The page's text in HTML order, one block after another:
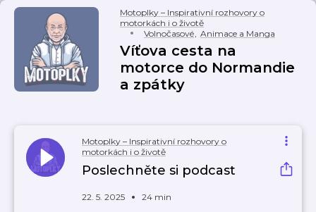
Motoplky – Inspirativní rozhovory o
motorkách i o životě
Volnočasové, Animace a Manga
Víťova cesta na
motorce do Normandie
a zpátky
Motoplky – Inspirativní rozhovory o
motorkách i o životě
Poslechněte si podcast
22. 5. 2025 24 min